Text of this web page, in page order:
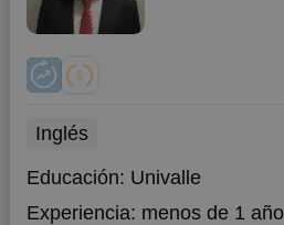
Inglés
Educación: Univalle
Experiencia: menos de 1 año